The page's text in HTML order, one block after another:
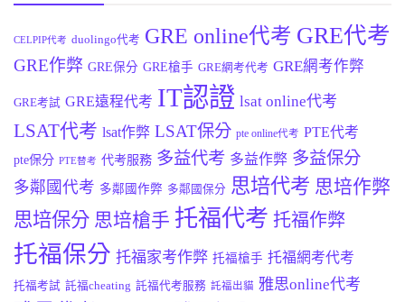
CELPIP代考 duolingo代考 GRE online代考 GRE代考
GRE作弊 GRE保分 GRE槍手 GRE網考代考 GRE網考作弊
GRE考試 GRE遠程代考 IT認證 lsat online代考
LSAT代考 lsat作弊 LSAT保分 pte online代考 PTE代考
pte保分 PTE替考 代考服務 多益代考 多益作弊 多益保分
多鄰國代考 多鄰國作弊 多鄰國保分 思培代考 思培作弊
思培保分 思培槍手 托福代考 托福作弊
托福保分 托福家考作弊 托福槍手 托福網考代考
托福考試 託福cheating 託福代考服務 託福出貓 雅思online代考